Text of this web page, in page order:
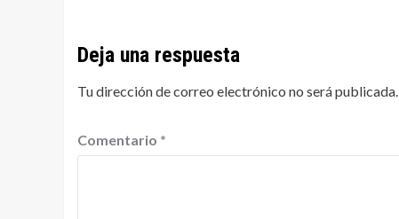
Deja una respuesta
Tu dirección de correo electrónico no será publicada.
Comentario *